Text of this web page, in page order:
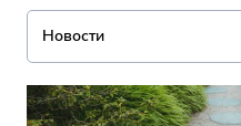
Новости